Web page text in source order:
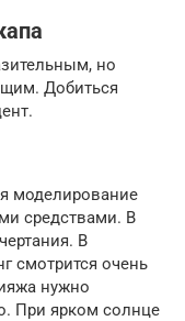
но
Добиться
моделирование
средствами. В
В
смотрится очень
нужно
При ярком солнце